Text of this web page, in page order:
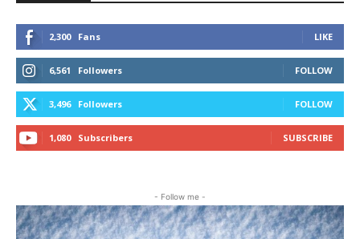
2,300 Fans LIKE
6,561 Followers FOLLOW
3,496 Followers FOLLOW
1,080 Subscribers SUBSCRIBE
- Follow me -